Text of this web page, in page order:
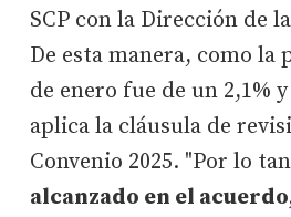
SCP con la Dirección de
De esta manera, como la
de enero fue de un 2,1%
aplica la cláusula de
Convenio 2025. "Por lo
alcanzado en el